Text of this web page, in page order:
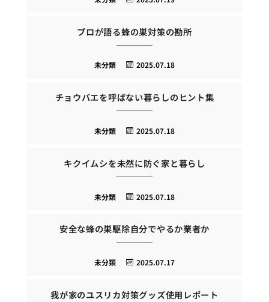
プロが語る蜂の巣対策の勘所
2025.07.18
未分類
チョウバエを呼ばない暮らしのヒント集
2025.07.18
未分類
キクイムシを未然に防ぐ家と暮らし
2025.07.18
未分類
安全な蜂の巣駆除自分でやるか業者か
2025.07.17
未分類
我が家のユスリカ対策グッズ使用レポート